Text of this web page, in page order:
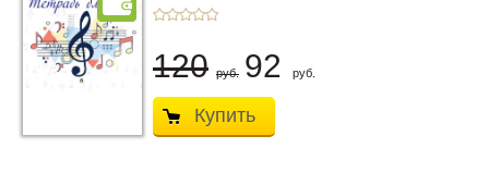
120 руб. 92 руб.
Купить